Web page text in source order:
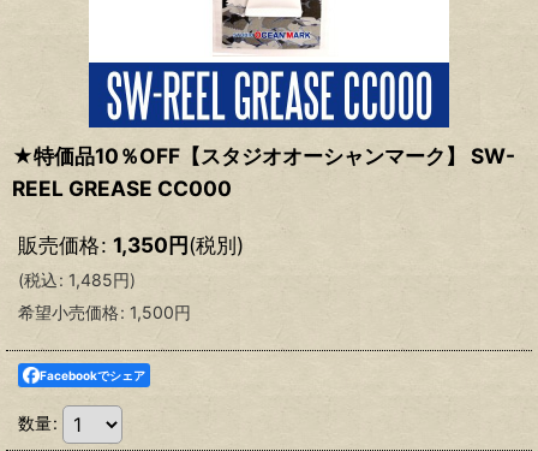
★特価品10％OFF【スタジオオーシャンマーク】 SW-
REEL GREASE CC000
販売価格: 1,350円(税別)
(税込: 1,485円)
希望小売価格: 1,500円
Facebookでシェア
数量: